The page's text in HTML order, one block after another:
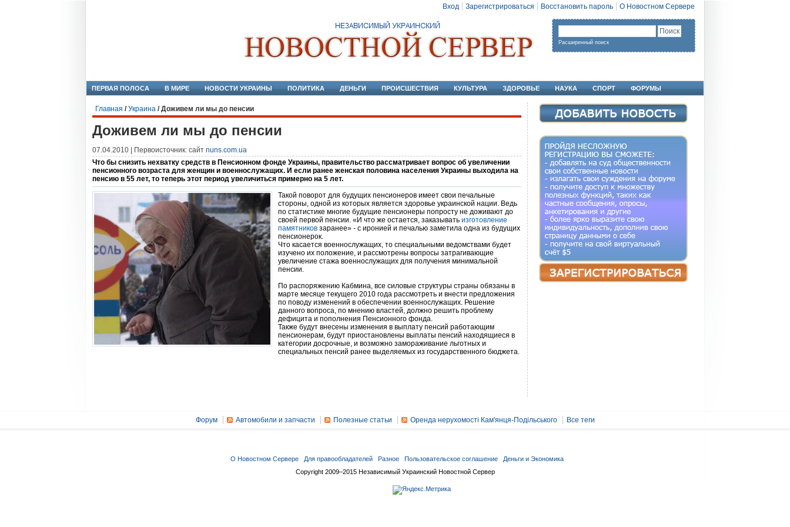
Вход Зарегистрироваться Восстановить пароль О Новостном Сервере
Расширенный поиск
ПЕРВАЯ ПОЛОСА В МИРЕ НОВОСТИ УКРАИНЫ ПОЛИТИКА ДЕНЬГИ ПРОИСШЕСТВИЯ КУЛЬТУРА ЗДОРОВЬЕ НАУКА СПОРТ ФОРУМЫ
Главная /Украина /Доживем ли мы до пенсии
Доживем ли мы до пенсии
07.04.2010 | Первоисточник: сайт nuns.com.ua
Что бы снизить нехватку средств в Пенсионном фонде Украины, правительство рассматривает вопрос об увеличении
пенсионного возраста для женщин и военнослужащих. И если ранее женская половина населения Украины выходила на
пенсию в 55 лет, то теперь этот период увеличиться примерно на 5 лет.
Такой поворот для будущих пенсионеров имеет свои печальные
стороны, одной из которых является здоровье украинской нации. Ведь
по статистике многие будущие пенсионеры попросту не доживают до
своей первой пенсии. «И что же остается, заказывать изготовление
памятников заранее» - с иронией и печалью заметила одна из будущих
пенсионерок.
Что касается военнослужащих, то специальными ведомствами будет
изучено их положение, и рассмотрены вопросы затрагивающие
увеличение стажа военнослужащих для получения минимальной
пенсии.
По распоряжению Кабмина, все силовые структуры страны обязаны в
марте месяце текущего 2010 года рассмотреть и внести предложения
по поводу изменений в обеспечении военнослужащих. Решение
данного вопроса, по мнению властей, должно решить проблему
дефицита и пополнения Пенсионного фонда.
Также будут внесены изменения в выплату пенсий работающим
пенсионерам, будут приостановлены выплаты пенсий находящиеся в
категории досрочные, и возможно замораживание льготных и
специальных пенсий ранее выделяемых из государственного бюджета.
Форум Автомобили и запчасти Полезные статьи Оренда нерухомості Кам'янця-Подільського Все теги
О Новостном Сервере Для правообладателей Разное Пользовательское соглашение
Деньги и Экономика
Copyright 2009–2015 Независимый Украинский Новостной Сервер